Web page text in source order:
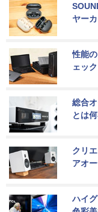
ヤー
性能
ェック
総合
とは
クリ
アオ
ハイ